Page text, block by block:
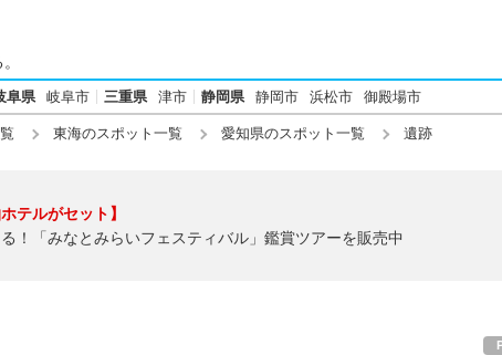
阜県 岐阜市 三重県 津市 静岡県 静岡市 浜松市 御殿場市
東海のスポット一覧 愛知県のスポット一覧 遺跡
テルがセット】
！「みなとみらいフェスティバル」鑑賞ツアーを販売中